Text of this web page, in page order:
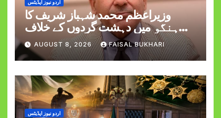
اردو نیوز اپڈیٹس
وزیراعظم محمد شہباز شریف کا
ہنگو میں دہشت گردوں کے خلاف
کارروائی کے دوران کیپٹن حمزہ اکرم
کی شہادت پر اظہارِ افسوس
AUGUST 8, 2026 FAISAL BUKHARI
اردو نیوز اپڈیٹس